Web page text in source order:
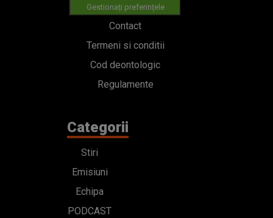
Gestionați preferințele
Contact
Termeni si conditii
Cod deontologic
Regulamente
Categorii
Stiri
Emisiuni
Echipa
PODCAST